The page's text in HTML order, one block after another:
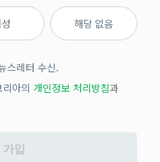
해당 없음
스레터 수신.
아의 개인정보 처리방침과
입